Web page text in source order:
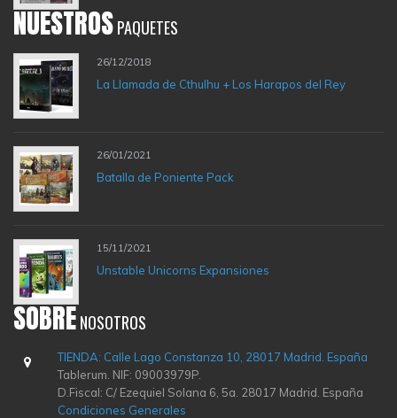
NUESTROSPAQUETES
26/12/2018
La Llamada de Cthulhu + Los Harapos del Rey
26/01/2021
Batalla de Poniente Pack
15/11/2021
Unstable Unicorns Expansiones
SOBRENOSOTROS
TIENDA: Calle Lago Constanza 10, 28017 Madrid. España
Tablerum. NIF: 09003979P.
D.Fiscal: C/ Ezequiel Solana 6, 5a. 28017 Madrid. España
Condiciones Generales